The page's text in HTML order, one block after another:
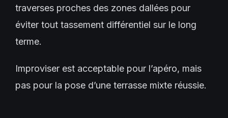
traverses proches des zones dallées pour
éviter tout tassement différentiel sur le long
terme.
Improviser est acceptable pour l’apéro, mais
pas pour la pose d’une terrasse mixte réussie.